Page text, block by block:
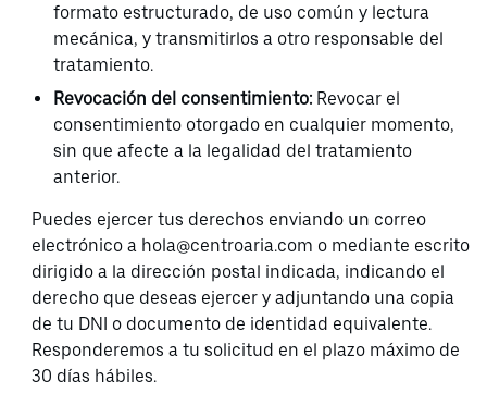
formato estructurado, de uso común y lectura
mecánica, y transmitirlos a otro responsable del
tratamiento.
Revocación del consentimiento:Revocar el
consentimiento otorgado en cualquier momento,
sin que afecte a la legalidad del tratamiento
anterior.
Puedes ejercer tus derechos enviando un correo
electrónico a hola@centroaria.com o mediante escrito
dirigido a la dirección postal indicada, indicando el
derecho que deseas ejercer y adjuntando una copia
de tu DNI o documento de identidad equivalente.
Responderemos a tu solicitud en el plazo máximo de
30 días hábiles.